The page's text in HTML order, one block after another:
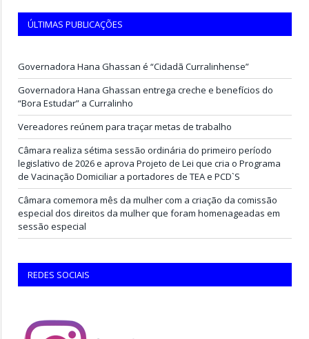
ÚLTIMAS PUBLICAÇÕES
Governadora Hana Ghassan é “Cidadã Curralinhense”
Governadora Hana Ghassan entrega creche e benefícios do
“Bora Estudar” a Curralinho
Vereadores reúnem para traçar metas de trabalho
Câmara realiza sétima sessão ordinária do primeiro período
legislativo de 2026 e aprova Projeto de Lei que cria o Programa
de Vacinação Domiciliar a portadores de TEA e PCD`S
Câmara comemora mês da mulher com a criação da comissão
especial dos direitos da mulher que foram homenageadas em
sessão especial
REDES SOCIAIS